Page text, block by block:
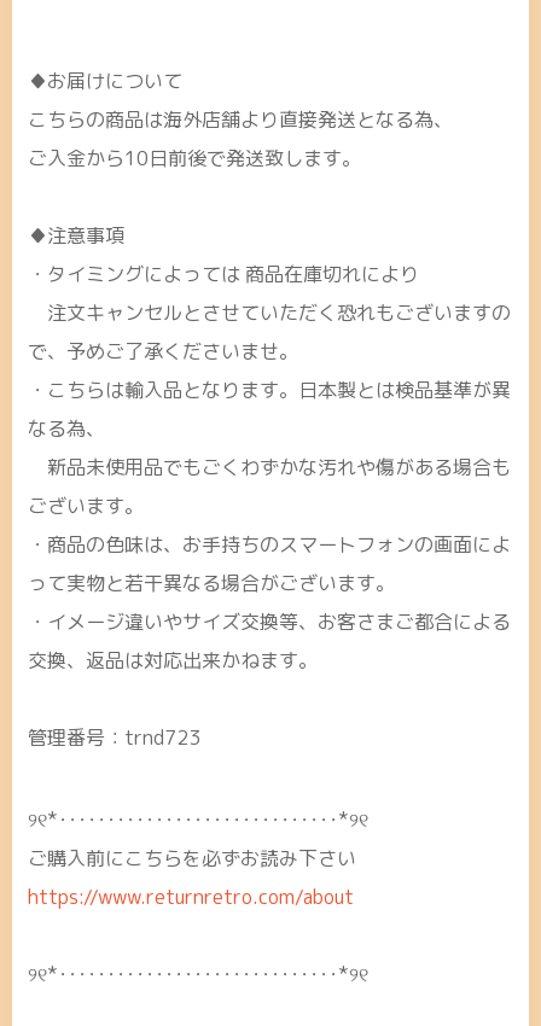
♦お届けについて
こちらの商品は海外店舗より直接発送となる為、
ご入金から10日前後で発送致します。
♦注意事項
・タイミングによっては 商品在庫切れにより
注文キャンセルとさせていただく恐れもございますの
で、予めご了承くださいませ。
・こちらは輸入品となります。日本製とは検品基準が異
なる為、
新品未使用品でもごくわずかな汚れや傷がある場合も
ございます。
・商品の色味は、お手持ちのスマートフォンの画面によ
って実物と若干異なる場合がございます。
・イメージ違いやサイズ交換等、お客さまご都合による
交換、返品は対応出来かねます。
管理番号：trnd723
୨୧*･････････････････････････････*୨୧
ご購入前にこちらを必ずお読み下さい
https://www.returnretro.com/about
୨୧*･････････････････････････････*୨୧